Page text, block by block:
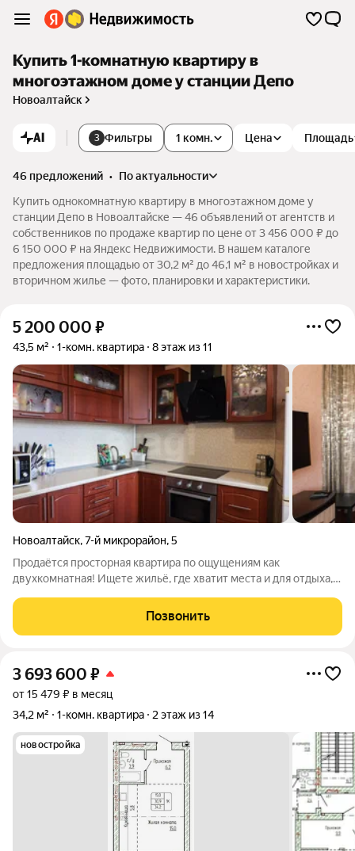
Купить 1-комнатную квартиру в
многоэтажном доме у станции Депо
Новоалтайск
AI 3 Фильтры 1 комн. Цена Площадь
46 предложений •
по актуальности
Купить однокомнатную квартиру в многоэтажном доме у
станции Депо в Новоалтайске — 46 объявлений от агентств и
собственников по продаже квартир по цене от 3 456 000 ₽ до
6 150 000 ₽ на Яндекс Недвижимости. В нашем каталоге
предложения площадью от 30,2 м² до 46,1 м² в новостройках и
вторичном жилье — фото, планировки и характеристики.
5 200 000 ₽
43,5 м² 1-комн. квартира 8 этаж из 11
Новоалтайск,7-й микрорайон,5
Продаётся просторная квартира по ощущениям как
двухкомнатная! Ищете жильё, где хватит места и для отдыха, и
вариант! Что есть в квартире: Большой светлый зал идеально
для семейных вечеров и
Позвонить
3 693 600 ₽
от 15 479 ₽ в месяц
34,2 м²
1-комн. квартира 2 этаж из 14
новостройка